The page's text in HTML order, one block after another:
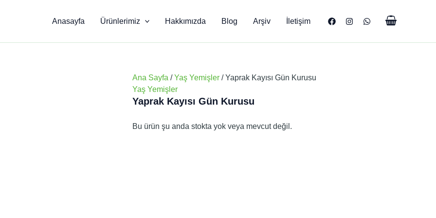
Anasayfa Ürünlerimiz Hakkımızda Blog Arşiv İletişim
Ana Sayfa /Yaş Yemişler / Yaprak Kayısı Gün Kurusu
Yaş Yemişler
Yaprak Kayısı Gün Kurusu
Bu ürün şu anda stokta yok veya mevcut değil.